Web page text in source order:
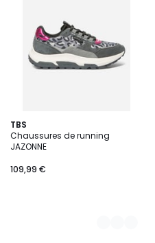
TBS
Chaussures de running
JAZONNE
109,99 €
6
Couleurs